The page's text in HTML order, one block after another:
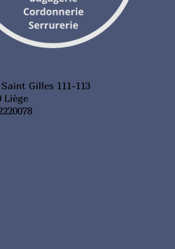
Saint Gilles 111-113
Liège